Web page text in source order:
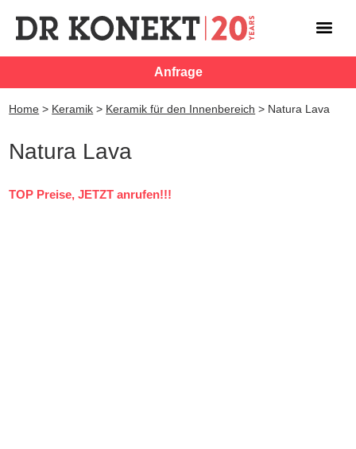
Anfrage
Home > Keramik > Keramik für den Innenbereich > Natura Lava
Natura Lava
TOP Preise, JETZT anrufen!!!